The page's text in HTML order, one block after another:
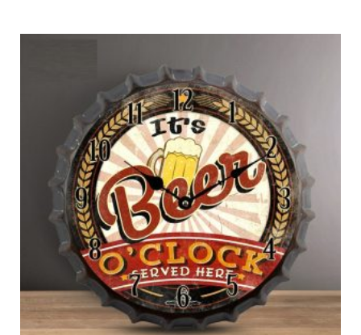
plusieurs
variations.
Les
options
peuvent
être
choisies
sur
la
page
du
produit